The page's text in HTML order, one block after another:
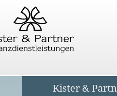
Kister &